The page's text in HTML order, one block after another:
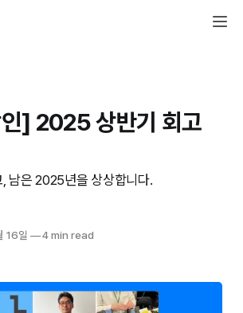
] 2025 상반기 회고
남은 2025년을 상상합니다.
16일 —4 min read